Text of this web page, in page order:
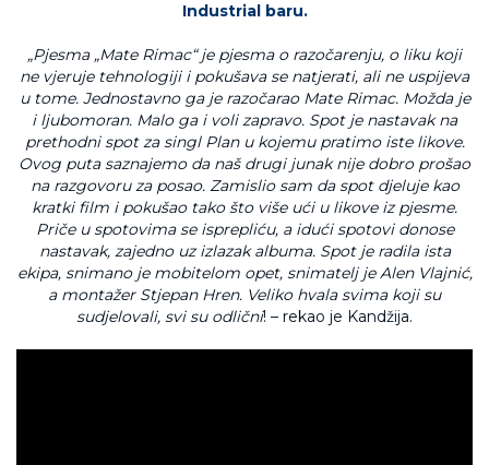
Industrial baru.
„Pjesma „Mate Rimac“ je pjesma o razočarenju, o liku koji
ne vjeruje tehnologiji i pokušava se natjerati, ali ne uspijeva
u tome. Jednostavno ga je razočarao Mate Rimac. Možda je
i ljubomoran. Malo ga i voli zapravo. Spot je nastavak na
prethodni spot za singl Plan u kojemu pratimo iste likove.
Ovog puta saznajemo da naš drugi junak nije dobro prošao
na razgovoru za posao. Zamislio sam da spot djeluje kao
kratki film i pokušao tako što više ući u likove iz pjesme.
Priče u spotovima se isprepliću, a idući spotovi donose
nastavak, zajedno uz izlazak albuma. Spot je radila ista
ekipa, snimano je mobitelom opet, snimatelj je Alen Vlajnić,
a montažer Stjepan Hren. Veliko hvala svima koji su
sudjelovali, svi su odlični! – rekao je Kandžija.